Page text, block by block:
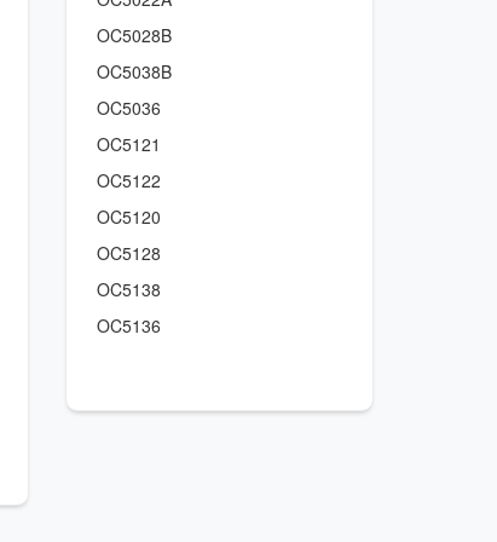
OC5028B
OC5038B
OC5036
OC5121
OC5122
OC5120
OC5128
OC5138
OC5136